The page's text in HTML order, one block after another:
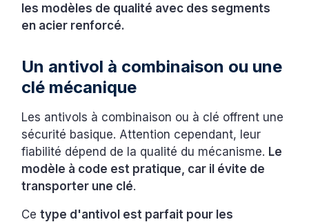
les modèles de qualité avec des segments
en acier renforcé.
Un antivol à combinaison ou une
clé mécanique
Les antivols à combinaison ou à clé offrent une
sécurité basique. Attention cependant, leur
fiabilité dépend de la qualité du mécanisme. Le
modèle à code est pratique, car il évite de
transporter une clé.
Cetype d'antivol est parfait pour les